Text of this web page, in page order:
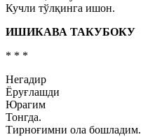
Кучли тўлқинга ишон.
ИШИКАВА ТАКУБОКУ
* * *
Негадир
Ёруғлашди
Юрагим
Тонгда.
Тирноғимни ола бошладим.